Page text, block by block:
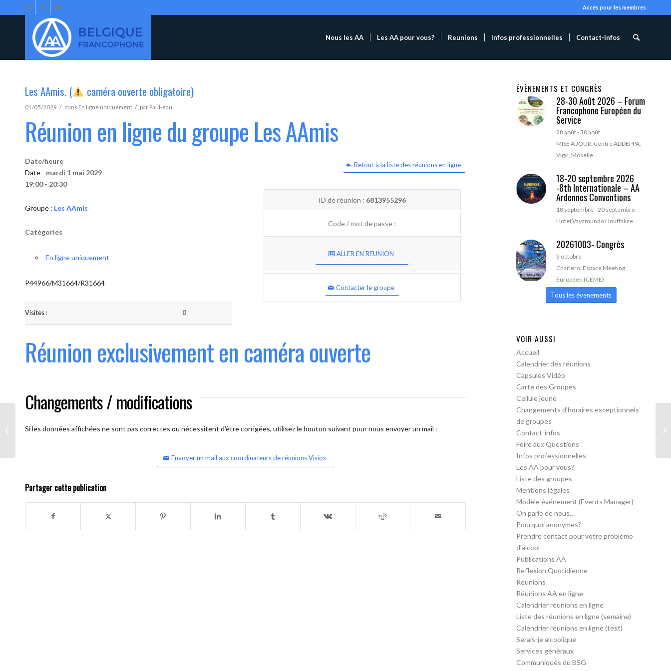
Accès pour les membres
Nous les AA Les AA pour vous? Reunions Infos professionnelles Contact-infos
Les AAmis. ( caméra ouverte obligatoire)
01/05/2029 / dans En ligne uniquement / par Paul-eau
Réunion en ligne du groupe Les AAmis
Retour à la liste des réunions en ligne
Date/heure
Date - mardi 1 mai 2029
19:00 - 20:30
Groupe : Les AAmis
Catégories
En ligne uniquement
P44966/M31664/R31664
Visites : 0
ID de réunion : 6813955296
Code / mot de passe :
ALLER EN REUNION
Contacter le groupe
Réunion exclusivement en caméra ouverte
Changements / modifications
Si les données affichées ne sont pas correctes ou nécessitent d'être corrigées, utilisez le bouton suivant pour nous envoyer un mail :
Envoyer un mail aux coordinateurs de réunions Visios
Partager cette publication
ÉVÈNEMENTS ET CONGRÈS
28-30 Août 2026 – Forum
Francophone Européen du
Service
28 août-30 août
MISE A JOUR: Centre ADDEPPA,
Vigy , Moselle
18-20 septembre 2026
-8th Internationale – AA
Ardennes Conventions
18 septembre-20 septembre
Hotel Vayamundo Houffalize
20261003- Congrès
3 octobre
Charleroi Espace Meeting
Européen (CEME)
Tous les évenements
VOIR AUSSI
Accueil
Calendrier des réunions
Capsules Vidéo
Carte des Groupes
Cellule jeune
Changements d’horaires exceptionnels
de groupes
Contact-infos
Foire aux Questions
Infos professionnelles
Les AA pour vous?
Liste des groupes
Mentions légales
Modèle événement (Events Manager)
On parle de nous…
Pourquoi anonymes?
Prendre contact pour votre problème
d’alcool
Publications AA
Reflexion Quotidienne
Reunions
Réunions AA en ligne
Calendrier réunions en ligne
Liste des réunions en ligne (semaine)
Calendrier réunions en ligne (test)
Serais-je alcoolique
Services généraux
Communiqués du BSG
Les AAmis. (
caméra ouverte